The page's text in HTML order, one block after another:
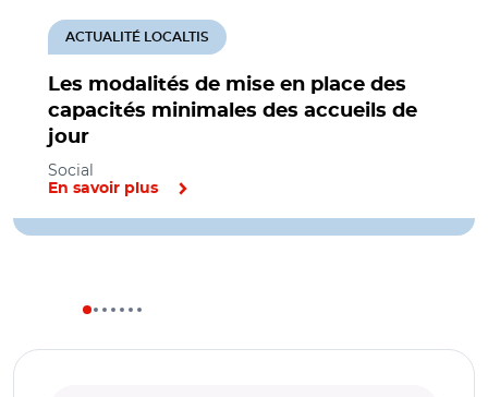
Les modalités de mise en place des
capacités minimales des accueils de
jour
ACTUALITÉ LOCALTIS
Social
En savoir plus